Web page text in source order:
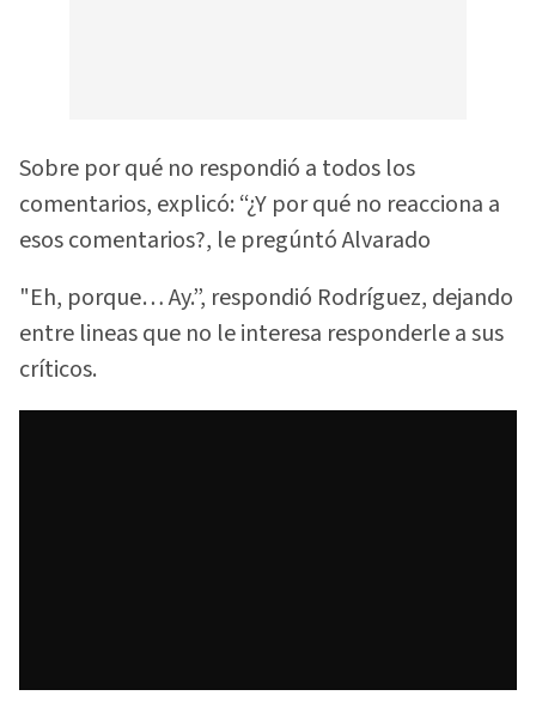
Sobre por qué no respondió a todos los
comentarios, explicó: “¿Y por qué no reacciona a
esos comentarios?, le pregúntó Alvarado
"Eh, porque… Ay.”, respondió Rodríguez, dejando
entre lineas que no le interesa responderle a sus
críticos.